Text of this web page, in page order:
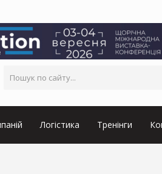
Логістика Тренінги